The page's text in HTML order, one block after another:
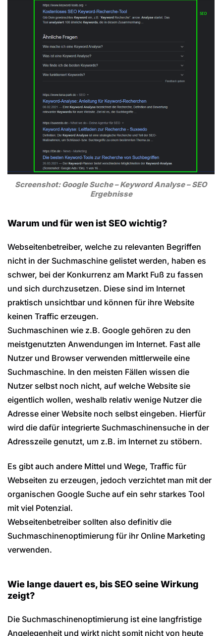
Screenshot: Google Suche – Keyword Analyse – SEO
Ergebnisse
Warum und für wen ist SEO wichtig?
Webseitenbetreiber, welche zu relevanten Begriffen
nicht in der Suchmaschine gelistet werden, haben es
schwer, bei der Konkurrenz am Markt Fuß zu fassen
und sich durchzusetzen. Diese sind im Internet
praktisch unsichtbar und können für ihre Website
keinen Traffic erzeugen.
Suchmaschinen wie z.B. Google gehören zu den
meistgenutzten Anwendungen im Internet. Fast alle
Nutzer und Browser verwenden mittlerweile eine
Suchmaschine. In den meisten Fällen wissen die
Nutzer selbst noch nicht, auf welche Website sie
eigentlich wollen, weshalb relativ wenige Nutzer die
Adresse einer Website noch selbst eingeben. Hierfür
wird die dafür integrierte Suchmaschinensuche in der
Adresszeile genutzt, um z.B. im Internet zu stöbern.
Es gibt auch andere Mittel und Wege, Traffic für
Webseiten zu erzeugen, jedoch verzichtet man mit der
organischen Google Suche auf ein sehr starkes Tool
mit viel Potenzial.
Webseitenbetreiber sollten also definitiv die
Suchmaschinenoptimierung für ihr Online Marketing
verwenden.
Wie lange dauert es, bis SEO seine Wirkung
zeigt?
Die Suchmaschinenoptimierung ist eine langfristige
Angelegenheit und wirkt nicht somit nicht von heute